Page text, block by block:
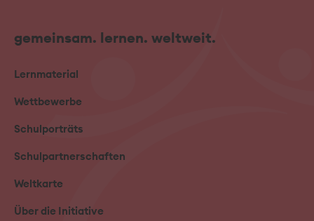
gemeinsam. lernen. weltweit.
Lernmaterial
Wettbewerbe
Schulporträts
Schulpartnerschaften
Weltkarte
Über die Initiative